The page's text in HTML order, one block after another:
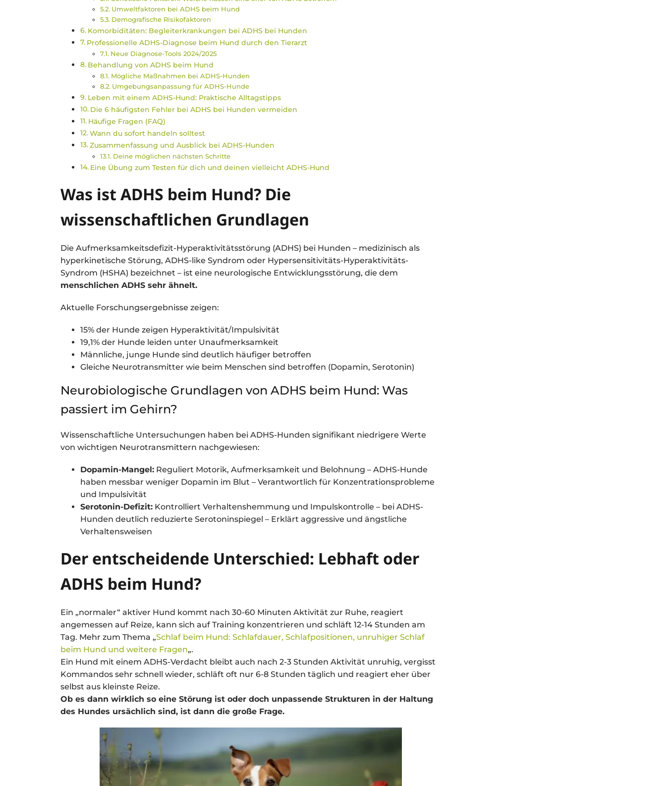
Umweltfaktoren bei ADHS beim Hund
Demografische Risikofaktoren
Komorbiditäten: Begleiterkrankungen bei ADHS bei Hunden
Professionelle ADHS-Diagnose beim Hund durch den Tierarzt
Neue Diagnose-Tools 2024/2025
Behandlung von ADHS beim Hund
Mögliche Maßnahmen bei ADHS-Hunden
Umgebungsanpassung für ADHS-Hunde
Leben mit einem ADHS-Hund: Praktische Alltagstipps
Die 6 häufigsten Fehler bei ADHS bei Hunden vermeiden
Häufige Fragen (FAQ)
Wann du sofort handeln solltest
Zusammenfassung und Ausblick bei ADHS-Hunden
Deine möglichen nächsten Schritte
Eine Übung zum Testen für dich und deinen vielleicht ADHS-Hund
Was ist ADHS beim Hund? Die
wissenschaftlichen Grundlagen
Die Aufmerksamkeitsdefizit-Hyperaktivitätsstörung (ADHS) bei Hunden – medizinisch als
hyperkinetische Störung, ADHS-like Syndrom oder Hypersensitivitäts-Hyperaktivitäts-
Syndrom (HSHA) bezeichnet – ist eine neurologische Entwicklungsstörung, die dem
menschlichen ADHS sehr ähnelt.
Aktuelle Forschungsergebnisse zeigen:
15% der Hunde zeigen Hyperaktivität/Impulsivität
19,1% der Hunde leiden unter Unaufmerksamkeit
Männliche, junge Hunde sind deutlich häufiger betroffen
Gleiche Neurotransmitter wie beim Menschen sind betroffen (Dopamin, Serotonin)
Neurobiologische Grundlagen von ADHS beim Hund: Was
passiert im Gehirn?
Wissenschaftliche Untersuchungen haben bei ADHS-Hunden signifikant niedrigere Werte
von wichtigen Neurotransmittern nachgewiesen:
Dopamin-Mangel: Reguliert Motorik, Aufmerksamkeit und Belohnung – ADHS-Hunde
haben messbar weniger Dopamin im Blut – Verantwortlich für Konzentrationsprobleme
und Impulsivität
Serotonin-Defizit: Kontrolliert Verhaltenshemmung und Impulskontrolle – bei ADHS-
Hunden deutlich reduzierte Serotoninspiegel – Erklärt aggressive und ängstliche
Verhaltensweisen
Der entscheidende Unterschied: Lebhaft oder
ADHS beim Hund?
Ein „normaler“ aktiver Hund kommt nach 30-60 Minuten Aktivität zur Ruhe, reagiert
angemessen auf Reize, kann sich auf Training konzentrieren und schläft 12-14 Stunden am
Tag. Mehr zum Thema „Schlaf beim Hund: Schlafdauer, Schlafpositionen, unruhiger Schlaf
beim Hund und weitere Fragen„.
Ein Hund mit einem ADHS-Verdacht bleibt auch nach 2-3 Stunden Aktivität unruhig, vergisst
Kommandos sehr schnell wieder, schläft oft nur 6-8 Stunden täglich und reagiert eher über
selbst aus kleinste Reize.
Ob es dann wirklich so eine Störung ist oder doch unpassende Strukturen in der Haltung
des Hundes ursächlich sind, ist dann die große Frage.